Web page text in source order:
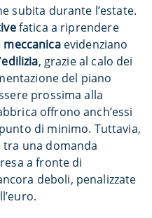
subita durante l’estate.
fatica a riprendere
meccanica evidenziano
edilizia, grazie al calo dei
del piano
prossima alla
offrono anch’essi
di minimo. Tuttavia,
tra una domanda
a fronte di
deboli, penalizzate